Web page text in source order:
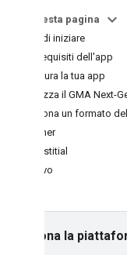
Su questa pagina
Prima di iniziare
Prerequisiti dell'app
Configura la tua app
Inizializza il GMA Next-
Seleziona un formato
Banner
Interstitial
Nativo
Seleziona la